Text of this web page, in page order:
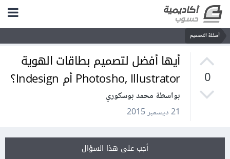
أسئلة التصميم
0
أيها أفضل لتصميم بطاقات الهوية
Photosho, Illustrator أم Indesign؟
بواسطة محمد بوسكوري
21 ديسمبر 2015
أجب على هذا السؤال